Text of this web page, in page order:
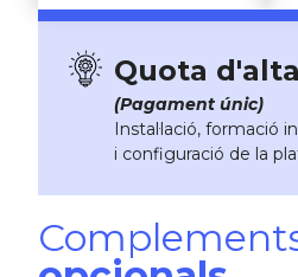
Quota d'alta
(Pagament únic)
Instal·lació, formació
i configuració de la